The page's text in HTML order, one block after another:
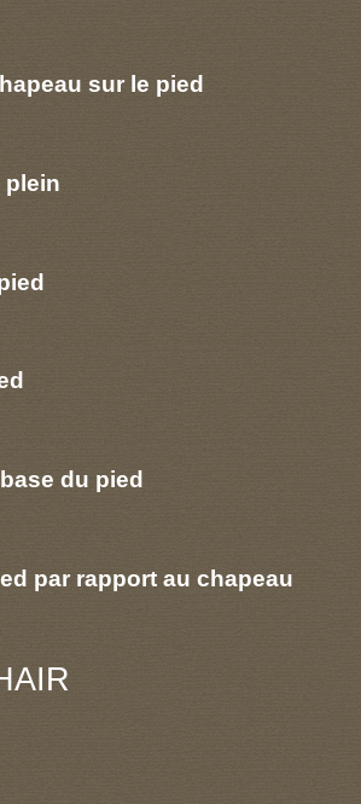
sur le pied
plein
du pied
par rapport au chapeau